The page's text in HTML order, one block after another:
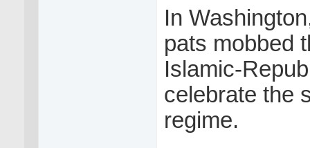
In
pats mobbed
Islamic-
celebrate the
regime.